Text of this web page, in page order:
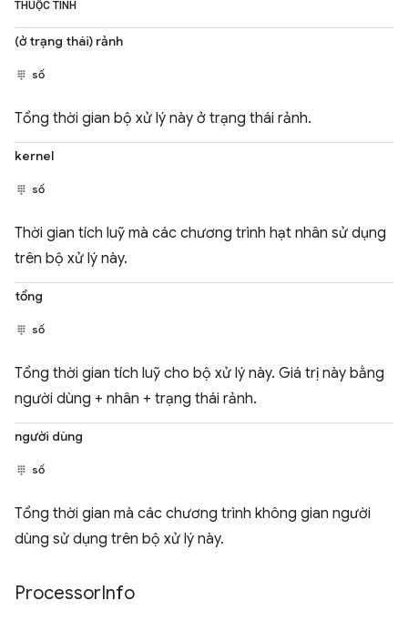
THUỘC TÍNH
(ở trạng thái) rảnh
số
Tổng thời gian bộ xử lý này ở trạng thái rảnh.
kernel
số
Thời gian tích luỹ mà các chương trình hạt nhân sử dụng
trên bộ xử lý này.
tổng
số
Tổng thời gian tích luỹ cho bộ xử lý này. Giá trị này bằng
người dùng + nhân + trạng thái rảnh.
người dùng
số
Tổng thời gian mà các chương trình không gian người
dùng sử dụng trên bộ xử lý này.
ProcessorInfo